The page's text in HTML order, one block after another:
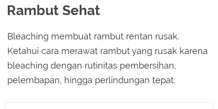
Rambut Sehat
Bleaching membuat rambut rentan rusak.
Ketahui cara merawat rambut yang rusak karena
bleaching dengan rutinitas pembersihan,
pelembapan, hingga perlindungan tepat.